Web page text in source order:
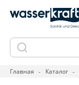
Главная Каталог